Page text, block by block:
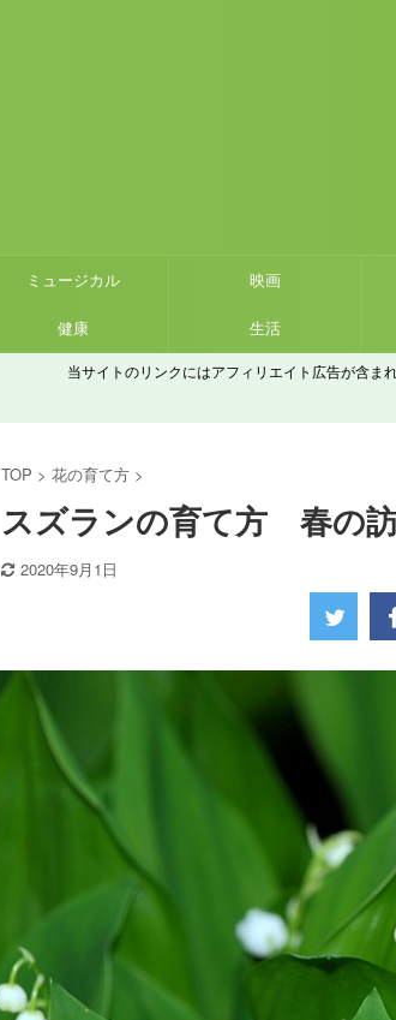
ミュージカル 映画
健康 生活
当サイトのリンクにはアフィリエイト広告が含ま
TOP > 花の育て方 >
スズランの育て方 春の
2020年9月1日